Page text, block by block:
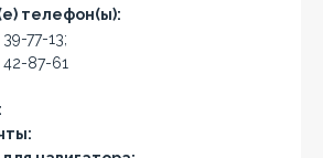
телефон(ы):
39-77-13;
42-87-61